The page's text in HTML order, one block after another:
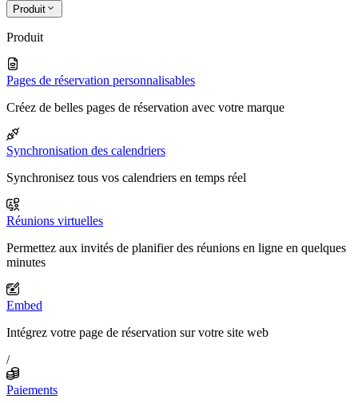
Produit
Produit
Pages de réservation personnalisables
Créez de belles pages de réservation avec votre marque
Synchronisation des calendriers
Synchronisez tous vos calendriers en temps réel
Réunions virtuelles
Permettez aux invités de planifier des réunions en ligne en quelques
minutes
Embed
Intégrez votre page de réservation sur votre site web
/
Paiements